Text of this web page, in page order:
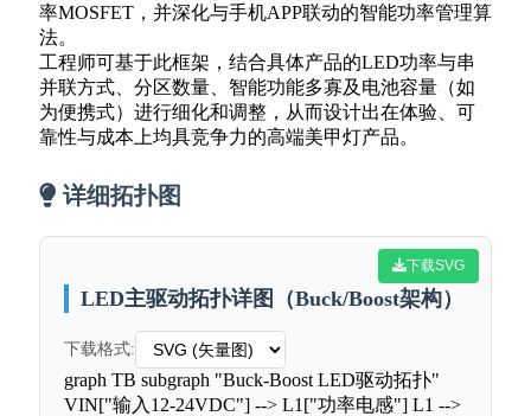
率MOSFET，并深化与手机APP联动的智能功率管理算
法。
工程师可基于此框架，结合具体产品的LED功率与串
并联方式、分区数量、智能功能多寡及电池容量（如
为便携式）进行细化和调整，从而设计出在体验、可
靠性与成本上均具竞争力的高端美甲灯产品。
详细拓扑图
下载SVG
LED主驱动拓扑详图（Buck/Boost架构）
下载格式:
graph TB subgraph "Buck-Boost LED驱动拓扑"
VIN["输入12-24VDC"] --> L1["功率电感"] L1 -->